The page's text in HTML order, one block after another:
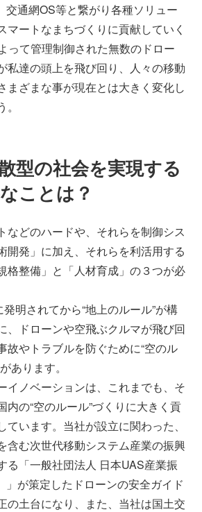
交通網OS等と繋がり各種ソリュー
マートなまちづくりに貢献していく
って管理制御された無数のドロー
私達の頭上を飛び回り、人々の移動
まざまな事が現在とは大きく変化し
の社会を実現する
ことは？
などのハードや、それらを制御シス
開発」に加え、それらを利活用する
格整備」と「人材育成」の３つが必
明されてから“地上のルール”が構
、ドローンや空飛ぶクルマが飛び回
故やトラブルを防ぐために“空のル
あります。
イノベーションは、これまでも、そ
内の“空のルール”づくりに大きく貢
います。当社が設立に関わった、
含む次世代移動システム産業の振興
る「一般社団法人 日本UAS産業振
」が策定したドローンの安全ガイド
の土台になり、また、当社は国土交